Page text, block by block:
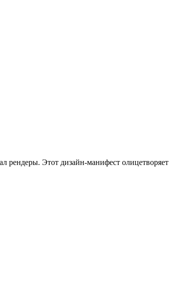
рендеры. Этот дизайн-манифест олицетворяет